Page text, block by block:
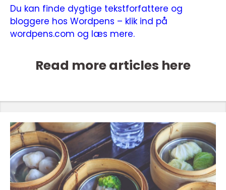
Du kan finde dygtige tekstforfattere og
bloggere hos Wordpens – klik ind på
wordpens.com og læs mere.
Read more articles here